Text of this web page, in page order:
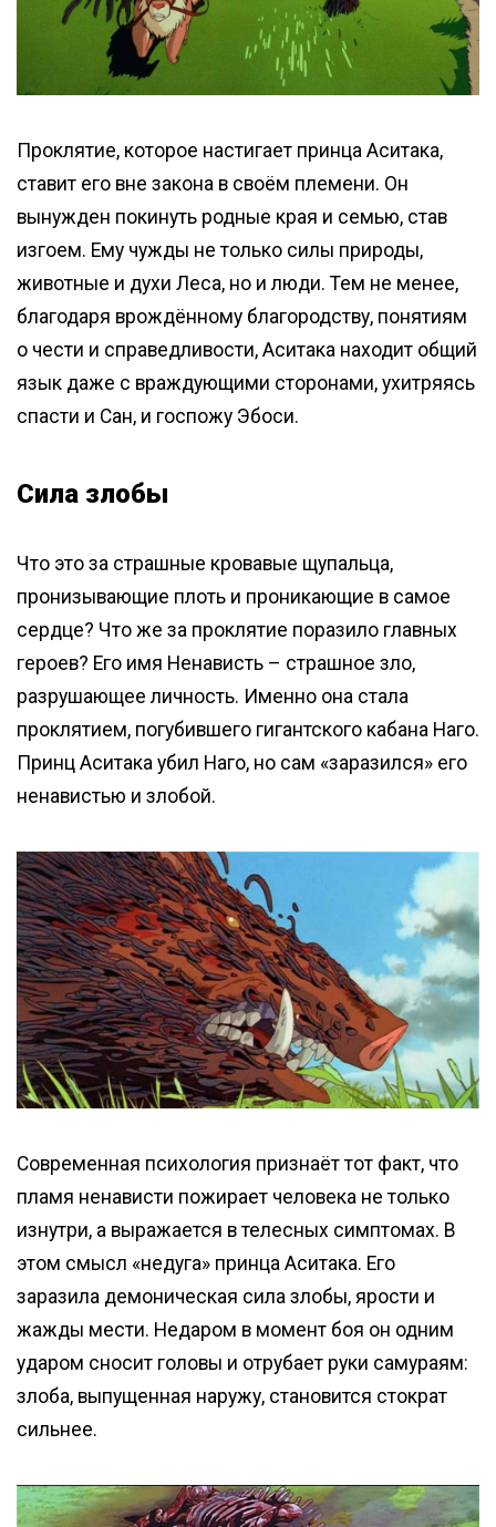
Проклятие, которое настигает принца Аситака,
ставит его вне закона в своём племени. Он
вынужден покинуть родные края и семью, став
изгоем. Ему чужды не только силы природы,
животные и духи Леса, но и люди. Тем не менее,
благодаря врождённому благородству, понятиям
о чести и справедливости, Аситака находит общий
язык даже с враждующими сторонами, ухитряясь
спасти и Сан, и госпожу Эбоси.
Сила злобы
Что это за страшные кровавые щупальца,
пронизывающие плоть и проникающие в самое
сердце? Что же за проклятие поразило главных
героев? Его имя Ненависть – страшное зло,
разрушающее личность. Именно она стала
проклятием, погубившего гигантского кабана Наго.
Принц Аситака убил Наго, но сам «заразился» его
ненавистью и злобой.
Современная психология признаёт тот факт, что
пламя ненависти пожирает человека не только
изнутри, а выражается в телесных симптомах. В
этом смысл «недуга» принца Аситака. Его
заразила демоническая сила злобы, ярости и
жажды мести. Недаром в момент боя он одним
ударом сносит головы и отрубает руки самураям:
злоба, выпущенная наружу, становится стократ
сильнее.